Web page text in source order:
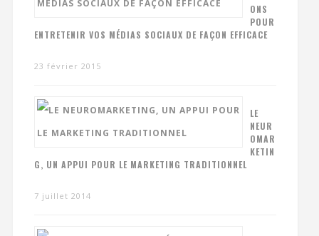
ONS
POUR
ENTRETENIR VOS MÉDIAS SOCIAUX DE FAÇON EFFICACE
23 février 2015
LE
NEUR
OMAR
KETIN
G, UN APPUI POUR LE MARKETING TRADITIONNEL
7 juillet 2014